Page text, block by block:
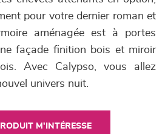
pour votre dernier roman et
aménagée est à portes
façade finition bois et miroir
Avec Calypso, vous allez
univers nuit.
M'INTÉRESSE